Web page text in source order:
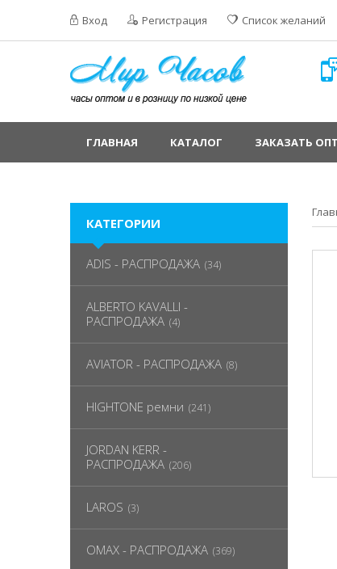
Вход Регистрация Список желаний
ГЛАВНАЯ КАТАЛОГ ЗАКАЗАТЬ
КАТЕГОРИИ
ADIS - РАСПРОДАЖА (34)
ALBERTO KAVALLI -
РАСПРОДАЖА (4)
AVIATOR - РАСПРОДАЖА (8)
HIGHTONE ремни (241)
JORDAN KERR -
РАСПРОДАЖА (206)
LAROS (3)
OMAX - РАСПРОДАЖА (369)